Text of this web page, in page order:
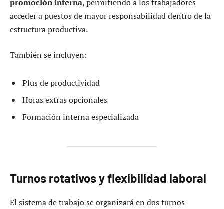
acceder a puestos de mayor responsabilidad dentro de la
estructura productiva.
También se incluyen:
Plus de productividad
Horas extras opcionales
Formación interna especializada
Turnos rotativos y flexibilidad laboral
El sistema de trabajo se organizará en dos turnos